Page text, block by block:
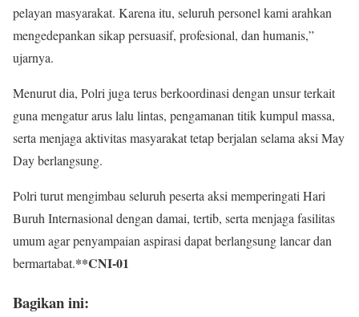
pelayan masyarakat. Karena itu, seluruh personel kami arahkan
mengedepankan sikap persuasif, profesional, dan humanis,”
ujarnya.
Menurut dia, Polri juga terus berkoordinasi dengan unsur terkait
guna mengatur arus lalu lintas, pengamanan titik kumpul massa,
serta menjaga aktivitas masyarakat tetap berjalan selama aksi May
Day berlangsung.
Polri turut mengimbau seluruh peserta aksi memperingati Hari
Buruh Internasional dengan damai, tertib, serta menjaga fasilitas
umum agar penyampaian aspirasi dapat berlangsung lancar dan
bermartabat.**CNI-01
Bagikan ini: